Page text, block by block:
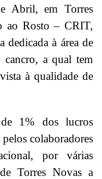
Abril, em Torres
ao Rosto – CRIT,
dedicada à área de
cancro, a qual tem
à qualidade de
1% dos lucros
colaboradores
por várias
Torres Novas a